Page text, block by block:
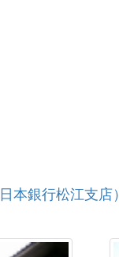
本銀行松江支店